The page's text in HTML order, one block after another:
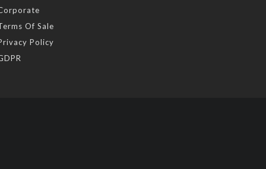
Of Sale
Policy